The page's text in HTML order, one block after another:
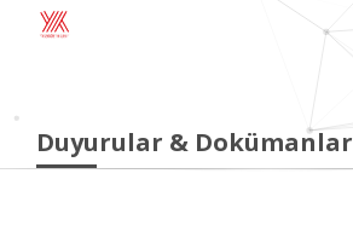
Duyurular & Dokümanlar